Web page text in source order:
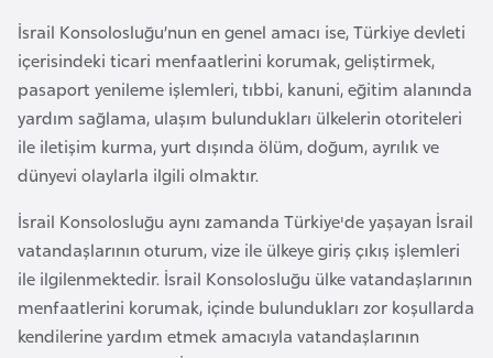
İsrail Konsolosluğu’nun en genel amacı ise, Türkiye devleti
içerisindeki ticari menfaatlerini korumak, geliştirmek,
pasaport yenileme işlemleri, tıbbi, kanuni, eğitim alanında
yardım sağlama, ulaşım bulundukları ülkelerin otoriteleri
ile iletişim kurma, yurt dışında ölüm, doğum, ayrılık ve
dünyevi olaylarla ilgili olmaktır.
İsrail Konsolosluğu aynı zamanda Türkiye'de yaşayan İsrail
vatandaşlarının oturum, vize ile ülkeye giriş çıkış işlemleri
ile ilgilenmektedir. İsrail Konsolosluğu ülke vatandaşlarının
menfaatlerini korumak, içinde bulundukları zor koşullarda
kendilerine yardım etmek amacıyla vatandaşlarının
u
s
B
ç
i
k
a